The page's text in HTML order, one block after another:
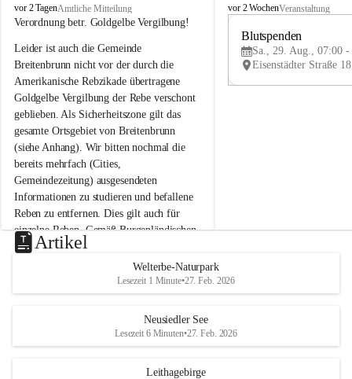
B
r
i
t
e
n
b
r
u
n
n
a
m
N
e
u
s
d
S
vor 2 TagenAmtliche Mitteilung
Verordnung betr. Goldgelbe Vergilbung!
Leider ist auch die Gemeinde
Breitenbrunn nicht vor der durch die
Amerikanische Rebzikade übertragene
Goldgelbe Vergilbung der Rebe verschont
geblieben. Als Sicherheitszone gilt das
gesamte Ortsgebiet von Breitenbrunn
(siehe Anhang). Wir bitten nochmal die
bereits mehrfach (Cities,
Gemeindezeitung) ausgesendeten
Informationen zu studieren und befallene
Reben zu entfernen. Dies gilt auch für
einzelne Reben. Gemäß Burgenländischen
Weinbaugesetz sind nicht gepflegte oder
unzulässige Weingärten zu roden! Bitte
helfen wir zusammen um unsere Winzer
vor den prognostizierten Ernteausfällen
und den daraus folgenden wirtschaftlichen
B
e
u
e
d
r
S
vor 2 WochenVeranstaltung
Blutspenden
Sa., 29. Aug., 07:00 -
Artikel
Welterbe-Naturpark
Lesezeit 1 Minute•27. Feb. 2026
Neusiedler See
Lesezeit 6 Minuten•27. Feb. 2026
Leithagebirge